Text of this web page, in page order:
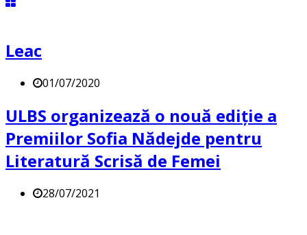
Leac
01/07/2020
ULBS organizează o nouă ediție a
Premiilor Sofia Nădejde pentru
Literatură Scrisă de Femei
28/07/2021